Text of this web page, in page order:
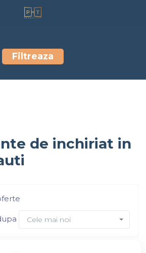
Filtreaza
de inchiriat in
Cele mai noi